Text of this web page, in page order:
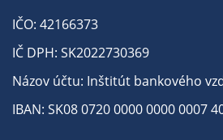
IČO: 42166373
IČ DPH: SK2022730369
Názov účtu: Inštitút bankového
IBAN: SK08 0720 0000 0000 0007